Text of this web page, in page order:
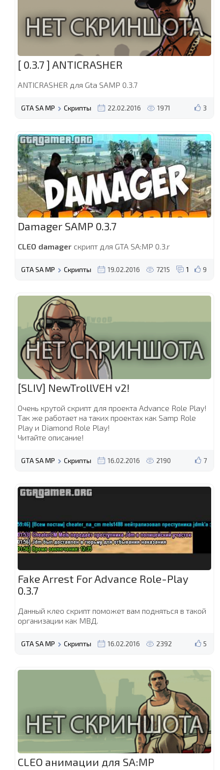
[ 0.3.7 ] ANTICRASHER
ANTICRASHER для Gta SAMP 0.3.7
3
GTA SA MP Скрипты 22.02.2016 1971
Damager SAMP 0.3.7
CLEO damager скрипт для GTA SA:MP 0.3.r
9
GTA SA MP Скрипты 19.02.2016 7215 1
[SLIV] NewTrollVEH v2!
Очень крутой скрипт для проекта Advance Role Play!
Так же работает на таких проектах как Samp Role
Play и Diamond Role Play!
Читайте описание!
7
GTA SA MP Скрипты 16.02.2016 2190
Fake Arrest For Advance Role-Play
0.3.7
Данный клео скрипт поможет вам подняться в такой
организации как МВД.
5
GTA SA MP Скрипты 16.02.2016 2392
CLEO анимации для SA:MP